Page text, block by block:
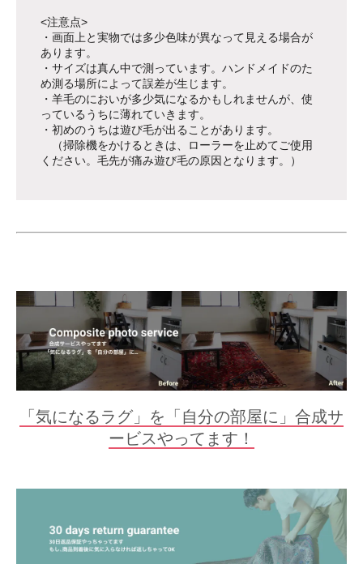
<注意点>
・画面上と実物では多少色味が異なって見える場合が
あります。
・サイズは真ん中で測っています。ハンドメイドのた
め測る場所によって誤差が生じます。
・羊毛のにおいが多少気になるかもしれませんが、使
っているうちに薄れていきます。
・初めのうちは遊び毛が出ることがあります。
（掃除機をかけるときは、ローラーを止めてご使用
ください。毛先が痛み遊び毛の原因となります。）
「気になるラグ」を「自分の部屋に」合成サ
ービスやってます！